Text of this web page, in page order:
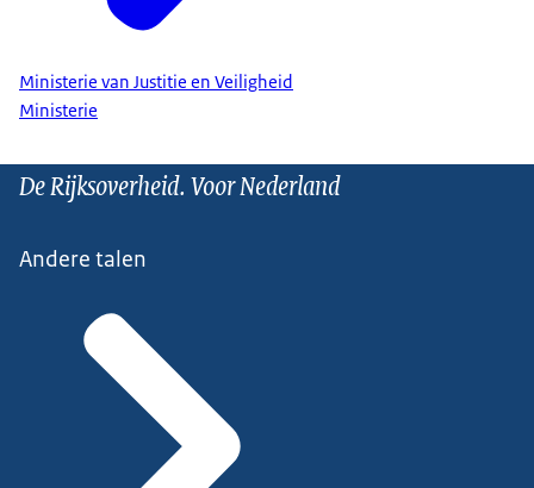
Ministerie van Justitie en Veiligheid
Ministerie
De Rijksoverheid. Voor Nederland
Andere talen